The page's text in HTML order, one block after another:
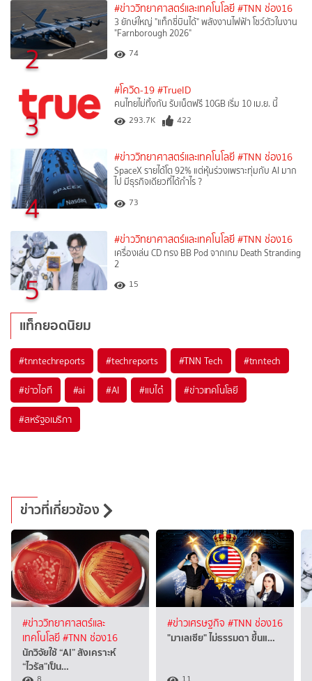
2
#ข่าววิทยาศาสตร์และเทคโนโลยี #TNN ช่อง16
3 ยักษ์ใหญ่ "แท็กซี่บินได้" พลังงานไฟฟ้า โชว์ตัวในงาน
"Farnborough 2026"
74
3
#โควิด-19 #TrueID
คนไทยไม่ทิ้งกัน รับเน็ตฟรี 10GB เริ่ม 10 เม.ย. นี้
293.7K 422
4
#ข่าววิทยาศาสตร์และเทคโนโลยี #TNN ช่อง16
SpaceX รายได้โต 92% แต่หุ้นร่วงเพราะทุ่มกับ AI มาก
ไป มีธุรกิจเดียวที่ได้กำไร ?
73
5
#ข่าววิทยาศาสตร์และเทคโนโลยี #TNN ช่อง16
เครื่องเล่น CD ทรง BB Pod จากเกม Death Stranding
2
15
แท็กยอดนิยม
#tnntechreports #techreports #TNN Tech #tnntech
#ข่าวไอที #ai #AI #แบไต๋ #ข่าวเทคโนโลยี
#สหรัฐอเมริกา
ข่าวที่เกี่ยวข้อง
#ข่าววิทยาศาสตร์และ
เทคโนโลยี#TNN ช่อง16
นักวิจัยใช้ “AI” สังเคราะห์
“ไวรัส”เป็น…
#ข่าวเศรษฐกิจ #TNN ช่อง16
"มาเลเซีย" ไม่ธรรมดา ขึ้นแ…